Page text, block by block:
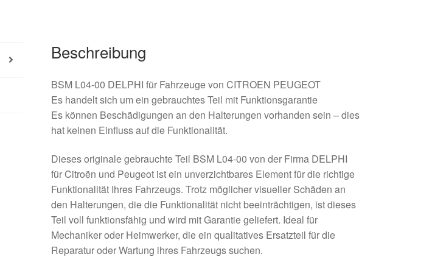
Beschreibung
BSM L04-00 DELPHI für Fahrzeuge von CITROEN PEUGEOT
Es handelt sich um ein gebrauchtes Teil mit Funktionsgarantie
Es können Beschädigungen an den Halterungen vorhanden sein – dies
hat keinen Einfluss auf die Funktionalität.
Dieses originale gebrauchte Teil BSM L04-00 von der Firma DELPHI
für Citroën und Peugeot ist ein unverzichtbares Element für die richtige
Funktionalität Ihres Fahrzeugs. Trotz möglicher visueller Schäden an
den Halterungen, die die Funktionalität nicht beeinträchtigen, ist dieses
Teil voll funktionsfähig und wird mit Garantie geliefert. Ideal für
Mechaniker oder Heimwerker, die ein qualitatives Ersatzteil für die
Reparatur oder Wartung ihres Fahrzeugs suchen.